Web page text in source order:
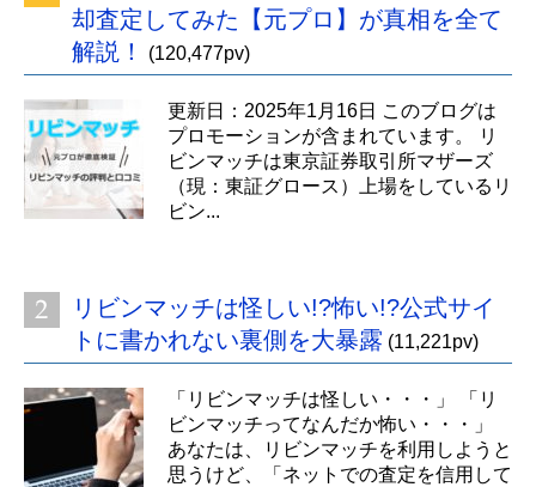
却査定してみた【元プロ】が真相を全て
解説！
(120,477pv)
更新日：2025年1月16日 このブログは
プロモーションが含まれています。 リ
ビンマッチは東京証券取引所マザーズ
（現：東証グロース）上場をしているリ
ビン...
リビンマッチは怪しい!?怖い!?公式サイ
トに書かれない裏側を大暴露 (11,221pv)
「リビンマッチは怪しい・・・」 「リ
ビンマッチってなんだか怖い・・・」
あなたは、リビンマッチを利用しようと
思うけど、「ネットでの査定を信用して